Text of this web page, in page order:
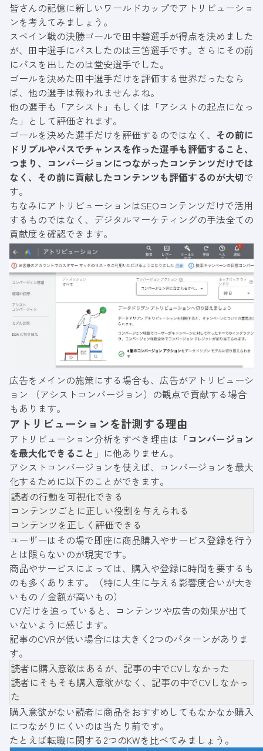
皆さんの記憶に新しいワールドカップでアトリビューショ
ンを考えてみましょう。
スペイン戦の決勝ゴールで田中碧選手が得点を決めました
が、田中選手にパスしたのは三笘選手です。さらにその前
にパスを出したのは堂安選手でした。
ゴールを決めた田中選手だけを評価する世界だったなら
ば、他の選手は報われませんよね。
他の選手も「アシスト」もしくは「アシストの起点になっ
た」として評価されます。
ゴールを決めた選手だけを評価するのではなく、 その前に
ドリブルやパスでチャンスを作った選手も評価すること、
つまり、コンバージョンにつながったコンテンツだけでは
なく、その前に貢献したコンテンツも評価するのが大切で
す。
ちなみにアトリビューションはSEOコンテンツだけで活用
するものではなく、デジタルマーケティングの手法全ての
貢献度を確認できます。
広告をメインの施策にする場合も、広告がアトリビューシ
ョン （アシストコンバージョン）の観点で貢献する場合
もあります。
アトリビューションを計測する理由
アトリビューション分析をすべき理由は「コンバージョン
を最大化できること 」に他ありません。
アシストコンバージョンを使えば、コンバージョンを最大
化するために以下のことができます。
読者の行動を可視化できる
コンテンツごとに正しい役割を与えられる
コンテンツを正しく評価できる
ユーザーはその場で即座に商品購入やサービス登録を行う
とは限らないのが現実です。
商品やサービスによっては、購入や登録に時間を要するも
のも多くあります。（特に人生に与える影響度合いが大き
いもの / 金額が高いもの）
CVだけを追っていると、コンテンツや広告の効果が出て
いないように感じます。
記事のCVRが低い場合には大きく2つのパターンがありま
す。
読者に購入意欲はあるが、記事の中でCVしなかった
読者にそもそも購入意欲がなく、記事の中でCVしなかっ
た
購入意欲がない読者に商品をおすすめしてもなかなか購入
につながりにくいのは当たり前です。
たとえば転職に関する2つのKWを比べてみましょう。